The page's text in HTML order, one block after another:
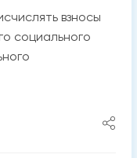
взносы
социального